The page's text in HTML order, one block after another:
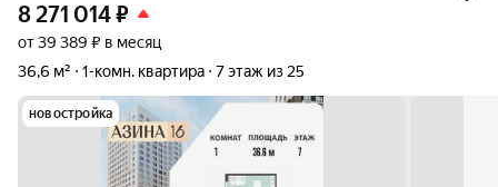
8 271 014₽
от 39 389 ₽ в месяц
36,6 м²
1-комн. квартира 7 этаж из 25
новостройка